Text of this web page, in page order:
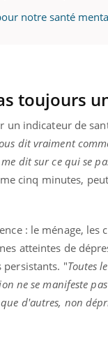
notre santé
toujours
indicateur de
dit vraiment
dit sur ce qui se
cinq minutes,
: le ménage,
atteintes de
persistants. "Toutes
ne se manifeste
d'autres, non